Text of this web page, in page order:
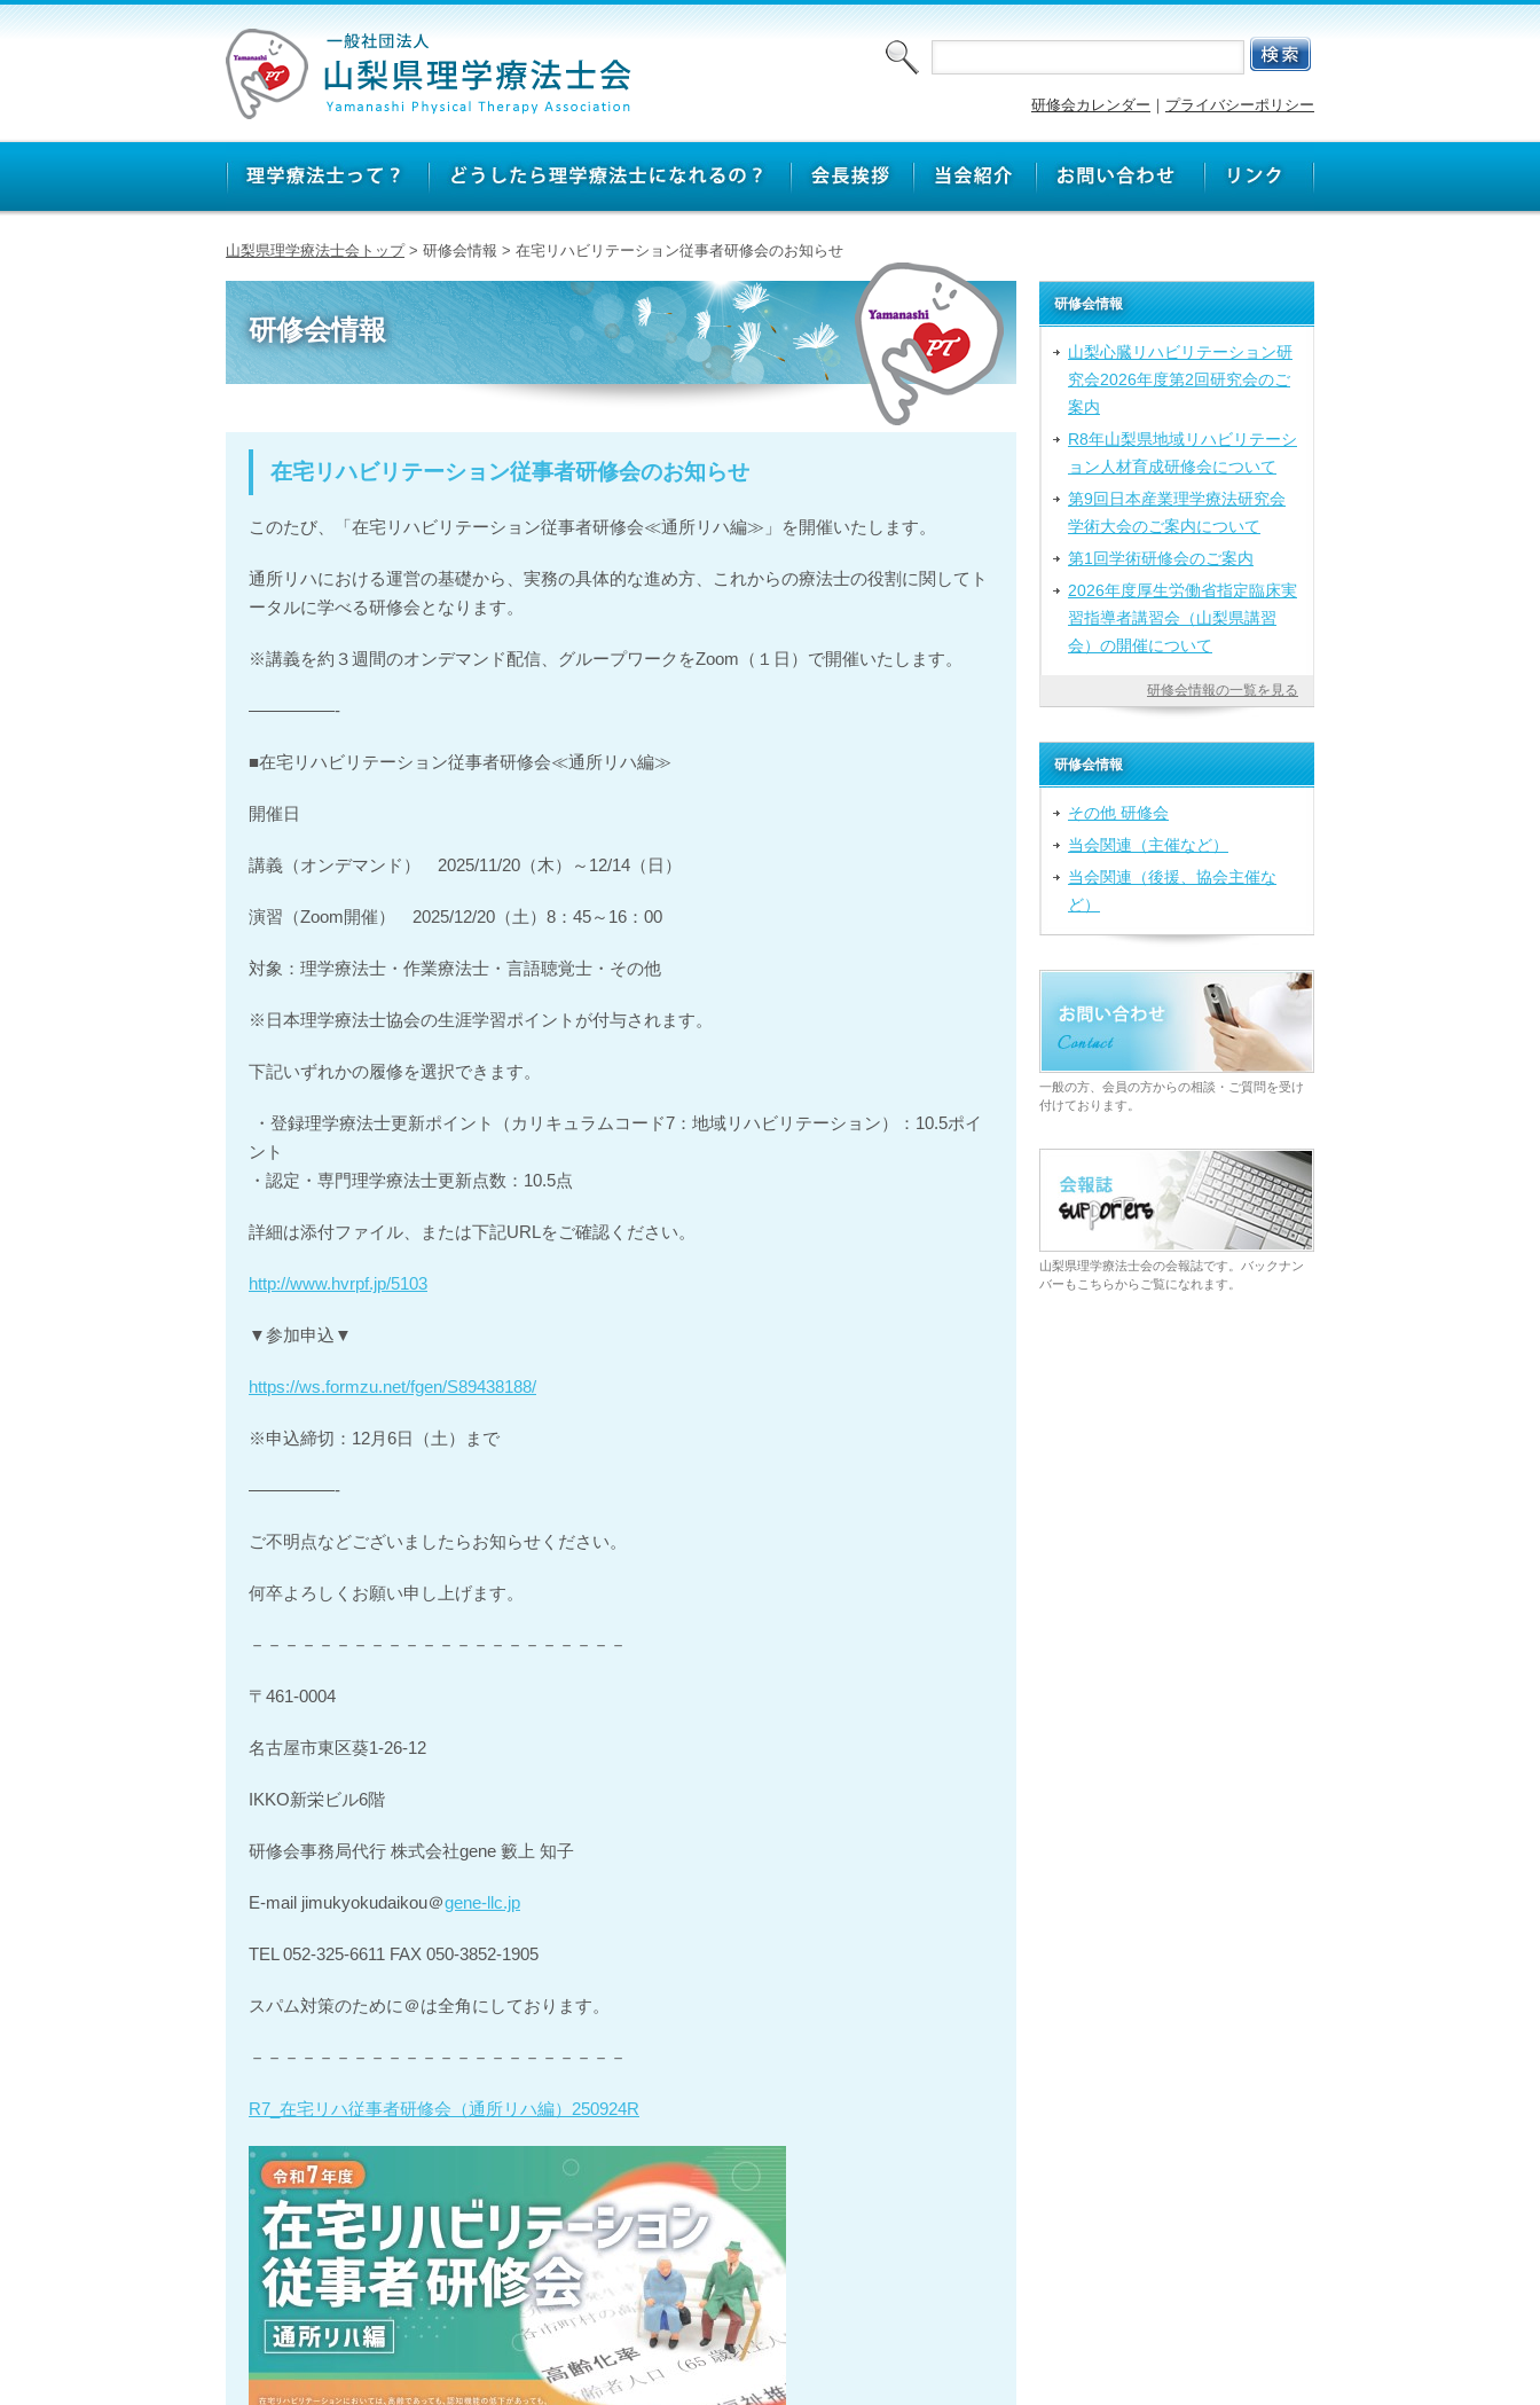
研修会カレンダー ｜ プライバシーポリシー
山梨県理学療法士会トップ> 研修会情報 > 在宅リハビリテーション従事者研修会のお知らせ
研修会情報
在宅リハビリテーション従事者研修会のお知らせ
このたび、「在宅リハビリテーション従事者研修会≪通所リハ編≫」を開催いたします。
通所リハにおける運営の基礎から、実務の具体的な進め方、これからの療法士の役割に関してト
ータルに学べる研修会となります。
※講義を約３週間のオンデマンド配信、グループワークをZoom（１日）で開催いたします。
—————-
■在宅リハビリテーション従事者研修会≪通所リハ編≫
開催日
講義（オンデマンド） 2025/11/20（木）～12/14（日）
演習（Zoom開催） 2025/12/20（土）8：45～16：00
対象：理学療法士・作業療法士・言語聴覚士・その他
※日本理学療法士協会の生涯学習ポイントが付与されます。
下記いずれかの履修を選択できます。
・登録理学療法士更新ポイント（カリキュラムコード7：地域リハビリテーション）：10.5ポイ
ント
・認定・専門理学療法士更新点数：10.5点
詳細は添付ファイル、または下記URLをご確認ください。
http://www.hvrpf.jp/5103
▼参加申込▼
https://ws.formzu.net/fgen/S89438188/
※申込締切：12月6日（土）まで
—————-
ご不明点などございましたらお知らせください。
何卒よろしくお願い申し上げます。
－－－－－－－－－－－－－－－－－－－－－－
〒461-0004
名古屋市東区葵1-26-12
IKKO新栄ビル6階
研修会事務局代行 株式会社gene 籔上 知子
E-mail jimukyokudaikou＠gene-llc.jp
TEL 052-325-6611 FAX 050-3852-1905
スパム対策のために＠は全角にしております。
－－－－－－－－－－－－－－－－－－－－－－
R7_在宅リハ従事者研修会（通所リハ編）250924R
研修会情報
山梨心臓リハビリテーション研
究会2026年度第2回研究会のご
案内
R8年山梨県地域リハビリテーシ
ョン人材育成研修会について
第9回日本産業理学療法研究会
学術大会のご案内について
第1回学術研修会のご案内
2026年度厚生労働省指定臨床実
習指導者講習会（山梨県講習
会）の開催について
研修会情報の一覧を見る
研修会情報
その他 研修会
当会関連（主催など）
当会関連（後援、協会主催な
ど）
一般の方、会員の方からの相談・ご質問を受け
付けております。
山梨県理学療法士会の会報誌です。バックナン
バーもこちらからご覧になれます。